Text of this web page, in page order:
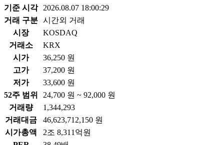
기준 시각
2026.08.07 18:00:29
거래 구분 시간외 거래
시장
KOSDAQ
거래소
KRX
시가
36,250 원
고가
37,200 원
저가
33,600 원
52주 범위
24,700 원 ~ 92,000 원
거래량
1,344,293
거래대금
46,623,712,150 원
시가총액
2조 8,311억원